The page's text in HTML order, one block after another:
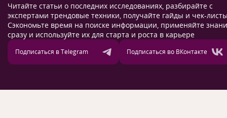
Читайте статьи о последних исследованиях, разбирайте с
экспертами трендовые техники, получайте гайды и чек-
Сэкономьте время на поиске информации, применяйте
сразу и используйте их для старта и роста в карьере
Подписаться в Telegram Подписаться во ВКонтакте